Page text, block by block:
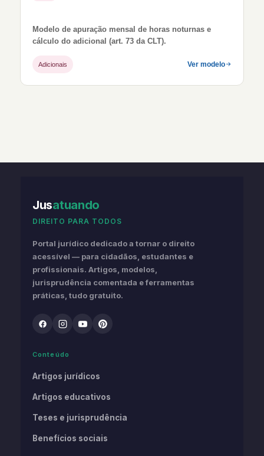
Modelo de apuração mensal de horas noturnas e
cálculo do adicional (art. 73 da CLT).
Adicionais Ver modelo
Jusatuando
DIREITO PARA TODOS
Portal jurídico dedicado a tornar o direito
acessível — para cidadãos, estudantes e
profissionais. Artigos, modelos,
jurisprudência comentada e ferramentas
práticas, tudo gratuito.
Conteúdo
Artigos jurídicos
Artigos educativos
Teses e jurisprudência
Benefícios sociais